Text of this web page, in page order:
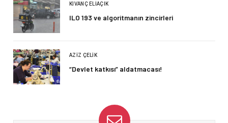
KIVANÇ ELIAÇIK
ILO 193 ve algoritmanın zincirleri
AZIZ ÇELIK
“Devlet katkısı” aldatmacası!